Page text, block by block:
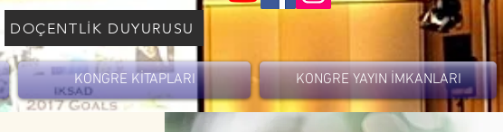
DOÇENTLİK DUYURUSU
KONGRE KİTAPLARI KONGRE YAYIN İMKANLARI